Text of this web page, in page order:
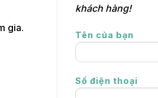
gia.
khách hàng!
Tên của bạn
Số điện thoại